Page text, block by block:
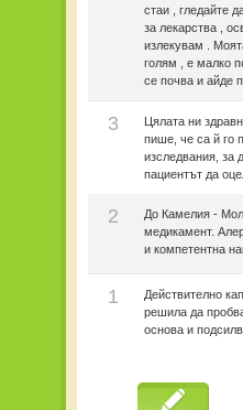
стаи , гледайте
за лекарства ,
излекувам .
голям , е малко
се почва и айде
3
Цялата ни
пише, че са й го
изследвания, за
пациентът да
2
До Камелия -
медикамент.
и компетентна
1
Действително
решила да
основа и